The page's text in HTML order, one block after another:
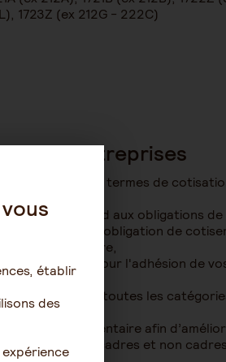
1723Z (ex 212G - 222C)
les entreprises
en conformité en termes de
qui répond aux obligations de
et à l’obligation de
personnel cadre,
avantageux pour l'adhésion de
de salaire pour toutes les
surcomplémentaire afin
des salariés cadres et non
établir
des